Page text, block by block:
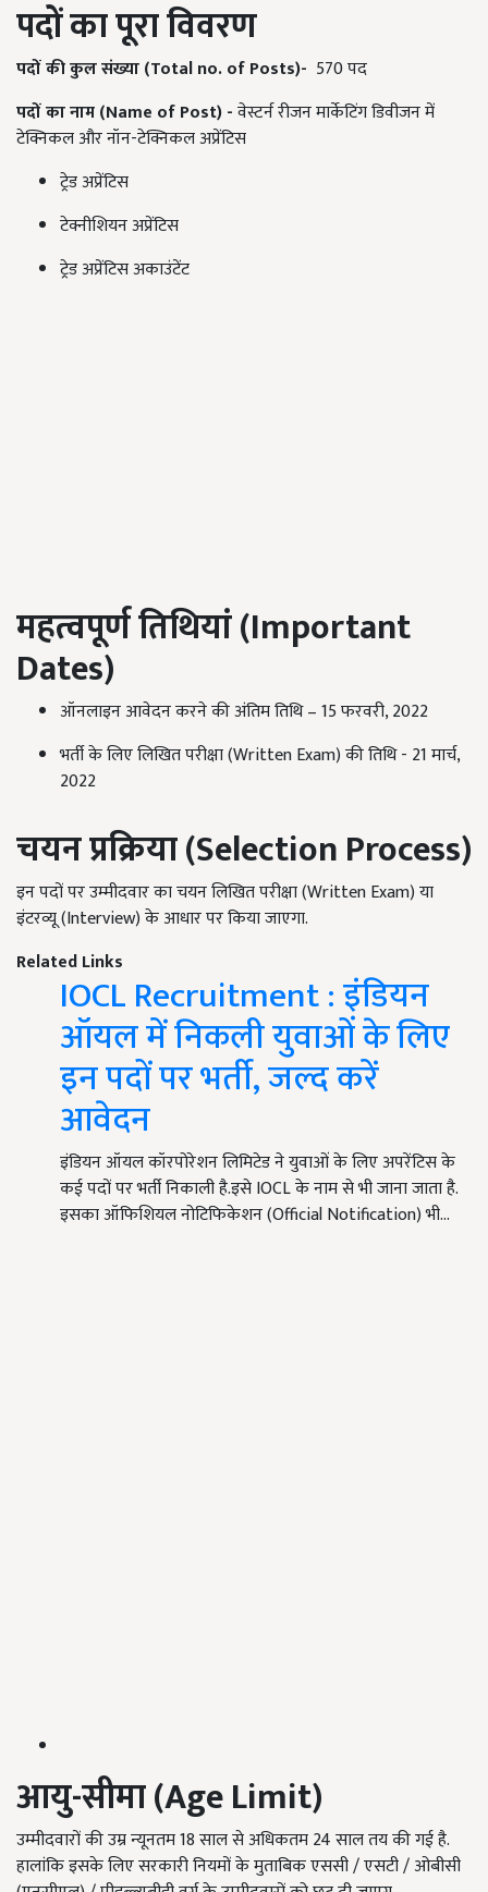
पदों का पूरा विवरण
पदों की कुल संख्या (Total no. of Posts)- 570 पद
पदों का नाम (Name of Post) -वेस्टर्न रीजन मार्केटिंग डिवीजन में
टेक्निकल और नॉन-टेक्निकल अप्रेंटिस
ट्रेड अप्रेंटिस
टेक्नीशियन अप्रेंटिस
ट्रेड अप्रेंटिस अकाउंटेंट
महत्वपूर्ण तिथियां (Important
Dates)
ऑनलाइन आवेदन करने की अंतिम तिथि – 15 फरवरी, 2022
भर्ती के लिए लिखित परीक्षा (Written Exam) की तिथि - 21 मार्च,
2022
चयन प्रक्रिया (Selection Process)
इन पदों पर उम्मीदवार का चयन लिखित परीक्षा (Written Exam) या
इंटरव्यू (Interview) के आधार पर किया जाएगा.
Related Links
IOCL Recruitment : इंडियन
ऑयल में निकली युवाओं के लिए
इन पदों पर भर्ती, जल्द करें
आवेदन
इंडियन ऑयल कॉरपोरेशन लिमिटेड ने युवाओं के लिए अपरेंटिस के
कई पदों पर भर्ती निकाली है.इसे IOCL के नाम से भी जाना जाता है.
इसका ऑफिशियल नोटिफिकेशन (Official Notification) भी…
आयु-सीमा (Age Limit)
उम्मीदवारों की उम्र न्यूनतम 18 साल से अधिकतम 24 साल तय की गई है.
हालांकि इसके लिए सरकारी नियमों के मुताबिक एससी / एसटी / ओबीसी